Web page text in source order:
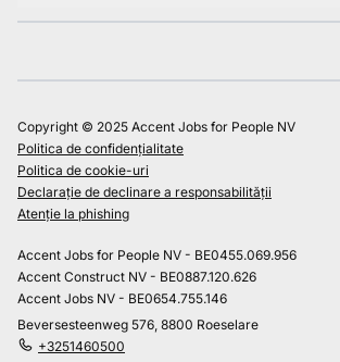
Copyright © 2025 Accent Jobs for People NV
Politica de confidențialitate
Politica de cookie-uri
Declarație de declinare a responsabilității
Atenție la phishing
Accent Jobs for People NV - BE0455.069.956
Accent Construct NV - BE0887.120.626
Accent Jobs NV - BE0654.755.146
Beversesteenweg 576, 8800 Roeselare
+3251460500